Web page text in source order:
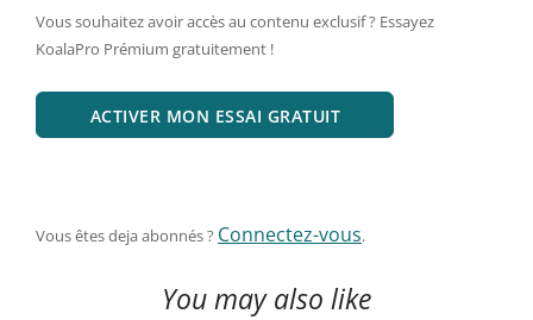
Vous souhaitez avoir accès au contenu exclusif ? Essayez
KoalaPro Prémium gratuitement !
ACTIVER MON ESSAI GRATUIT
Vous êtes deja abonnés ? Connectez-vous.
You may also like